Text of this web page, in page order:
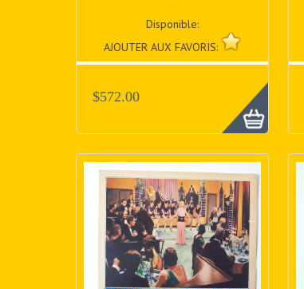
Disponible:
AJOUTER AUX FAVORIS:
$572.00